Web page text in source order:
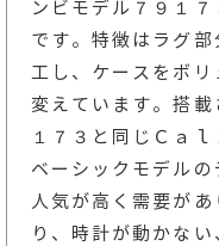
ンビモデル７９１
です。特徴はラグ
工し、ケースをボ
変えています。搭
１７３と同じＣａ
ベーシックモデル
人気が高く需要が
り、時計が動かな